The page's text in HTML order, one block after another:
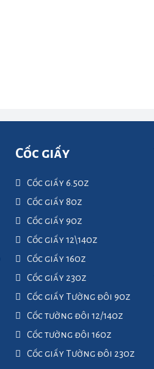
Cốc giấy
Cốc giấy 6.5oz
Cốc giấy 8oz
Cốc giấy 9oz
Cốc giấy 12\14oz
Cốc giấy 16oz
Cốc giấy 23oz
Cốc giấy Tường đôi 9oz
Cốc tường đôi 12/14oz
Cốc tường đôi 16oz
Cốc giấy Tường đôi 23oz